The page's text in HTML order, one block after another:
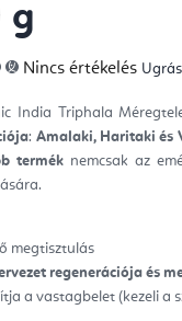
g
A
termék
5-
ből
0,0
csillag.
Nincs értékelés
India Triphala
: Amalaki, Haritaki és
termék nemcsak az
megtisztulás
regenerációja és
a vastagbelet (kezeli a